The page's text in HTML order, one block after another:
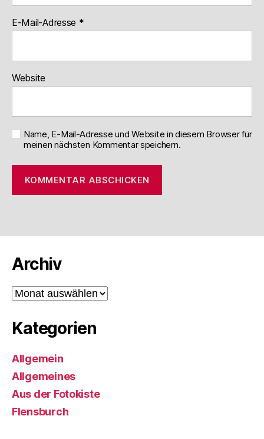
E-Mail-Adresse *
Website
Name, E-Mail-Adresse und Website in diesem Browser für
meinen nächsten Kommentar speichern.
Archiv
Archiv
Kategorien
Allgemein
Allgemeines
Aus der Fotokiste
Flensburch